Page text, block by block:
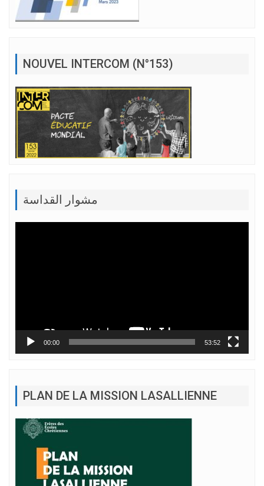
NOUVEL INTERCOM (N°153)
مشوار القداسة
00:00 53:52
PLAN DE LA MISSION LASALLIENNE